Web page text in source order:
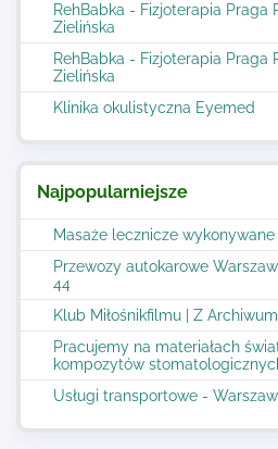
RehBabka - Fizjoterapia Praga
Zielińska
RehBabka - Fizjoterapia Praga
Zielińska
Klinika okulistyczna Eyemed
Najpopularniejsze
Masaże lecznicze
Przewozy autokarowe
44
Klub Miłośnikfilmu | Z
Pracujemy na materiałach
kompozytów
Usługi transportowe -